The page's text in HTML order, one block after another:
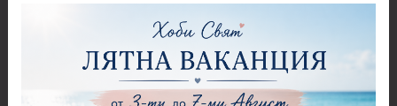
ПРОМОЦИИ - Полимерна
ПРОМОЦИИ - Метални
Висулки за Декорация и
квилинг
Комплекти за декорация
Лепила и лепящи средства
Лепила